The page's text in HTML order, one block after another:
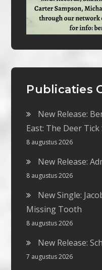
Publicaties
New Release:
East: The Deer Tick
8 augustus 2026
New Release:
8 augustus 2026
New Single:
Missing Tooth
8 augustus 2026
New Release:
7 augustus 2026